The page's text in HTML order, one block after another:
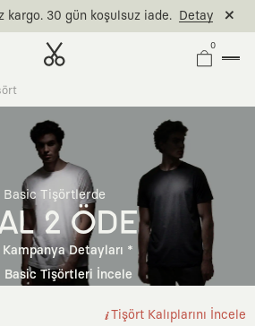
kargo. 30 gün koşulsuz iade. Detay
0
Basic Tişörtlerde
2 ÖDE
Kampanya Detayları *
Basic Tişörtleri İncele
Tişört Kalıplarını İncele